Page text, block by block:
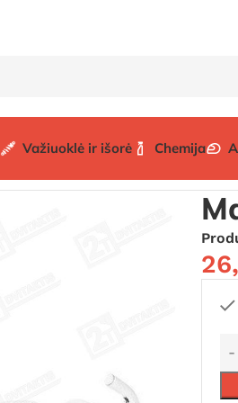
Važiuoklė ir išorė Chemija